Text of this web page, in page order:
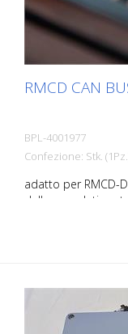
RMCD CAN
BPL-4001977
Confezione: Stk.
adatto per RMCD-
della segnaletica
CAN è un
compatto. Il
ingressi e uscite -
ingressi timer - 9
digitali - 6 uscite di